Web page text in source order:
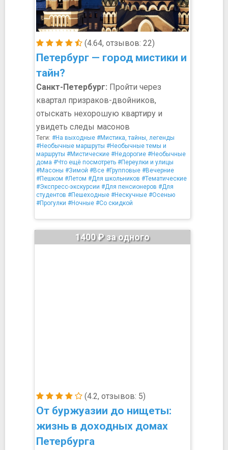
(4.64, отзывов: 22)
Петербург — город мистики и
тайн?
Санкт-Петербург: Пройти через
квартал призраков-двойников,
отыскать нехорошую квартиру и
увидеть следы масонов
Теги: #На выходные #Мистика, тайны, легенды
#Необычные маршруты #Необычные темы и
маршруты #Мистические #Недорогие #Необычные
дома #Что ещё посмотреть #Переулки и улицы
#Масоны #Зимой #Все #Групповые #Вечерние
#Пешком #Летом #Для школьников #Тематические
#Экспресс-экскурсии #Для пенсионеров #Для
студентов #Пешеходные #Нескучные #Осенью
#Прогулки #Ночные #Со скидкой
(4.2, отзывов: 5)
От буржуазии до нищеты:
жизнь в доходных домах
Петербурга
1400 ₽ за одного